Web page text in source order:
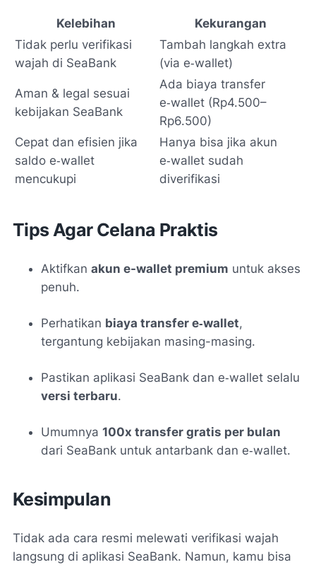
Kelebihan
Kekurangan
Tidak perlu verifikasi
wajah di SeaBank
Tambah langkah extra
(via e‑wallet)
Aman & legal sesuai
kebijakan SeaBank
Ada biaya transfer
e‑wallet (Rp4.500–
Rp6.500)
Cepat dan efisien jika
saldo e‑wallet
mencukupi
Hanya bisa jika akun
e‑wallet sudah
diverifikasi
Tips Agar Celana Praktis
Aktifkan akun e-wallet premium untuk akses
penuh.
Perhatikan biaya transfer e‑wallet,
tergantung kebijakan masing-masing.
Pastikan aplikasi SeaBank dan e‑wallet selalu
versi terbaru.
Umumnya 100x transfer gratis per bulan
dari SeaBank untuk antarbank dan e‑wallet.
Kesimpulan
Tidak ada cara resmi melewati verifikasi wajah
langsung di aplikasi SeaBank. Namun, kamu bisa